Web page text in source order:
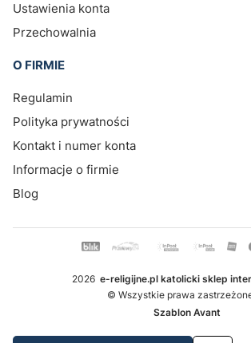
Ustawienia konta
Przechowalnia
O FIRMIE
Regulamin
Polityka prywatności
Kontakt i numer konta
Informacje o firmie
Blog
2026 e-religijne.pl katolicki sklep
© Wszystkie prawa
Szablon Avant